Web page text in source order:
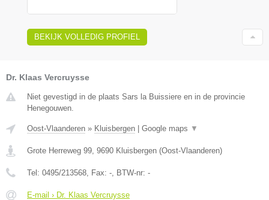
BEKIJK VOLLEDIG PROFIEL
Dr. Klaas Vercruysse
Niet gevestigd in de plaats Sars la Buissiere en in de provincie
Henegouwen.
Oost-Vlaanderen » Kluisbergen Google maps ▼
Grote Herreweg 99 9690 Kluisbergen (Oost-Vlaanderen)
Tel: 0495/213568 , Fax: - , BTW-nr: -
E-mail › Dr. Klaas Vercruysse